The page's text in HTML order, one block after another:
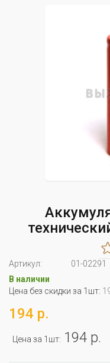
Артикул:
01-02291
В наличии
Цена без скидки за 1шт:
194 р.
Цена за 1шт: 194 р.